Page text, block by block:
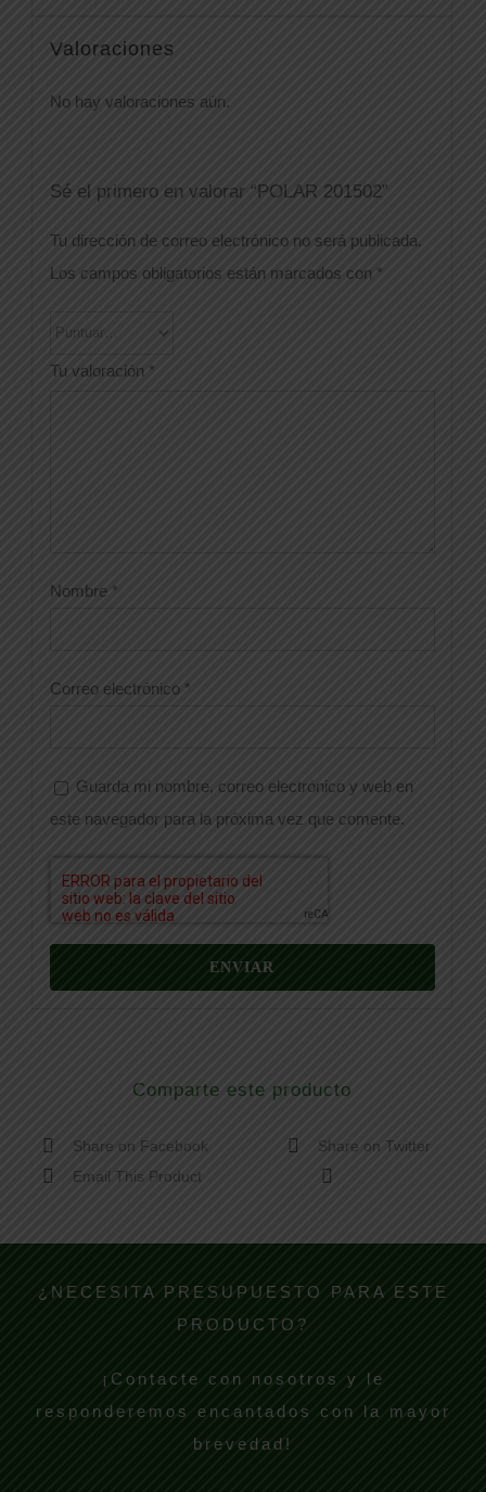
Valoraciones
No hay valoraciones aún.
Sé el primero en valorar “POLAR 201502”
Tu dirección de correo electrónico no será publicada.
Los campos obligatorios están marcados con *
Tu valoración *
Nombre *
Correo electrónico *
Guarda mi nombre, correo electrónico y web en
este navegador para la próxima vez que comente.
Comparte este producto
Share on Facebook
Share on Twitter
Email This Product
¿NECESITA PRESUPUESTO PARA ESTE
PRODUCTO?
¡Contacte con nosotros y le
responderemos encantados con la mayor
brevedad!